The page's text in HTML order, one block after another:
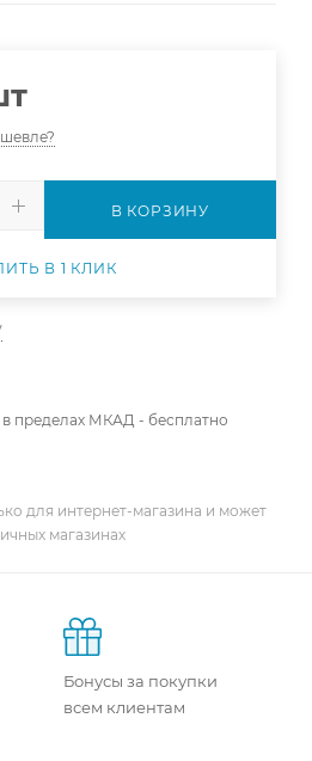
В КОРЗИНУ
В 1 КЛИК
пределах МКАД - бесплатно
для интернет-магазина и может
магазинах
Бонусы за покупки
всем клиентам